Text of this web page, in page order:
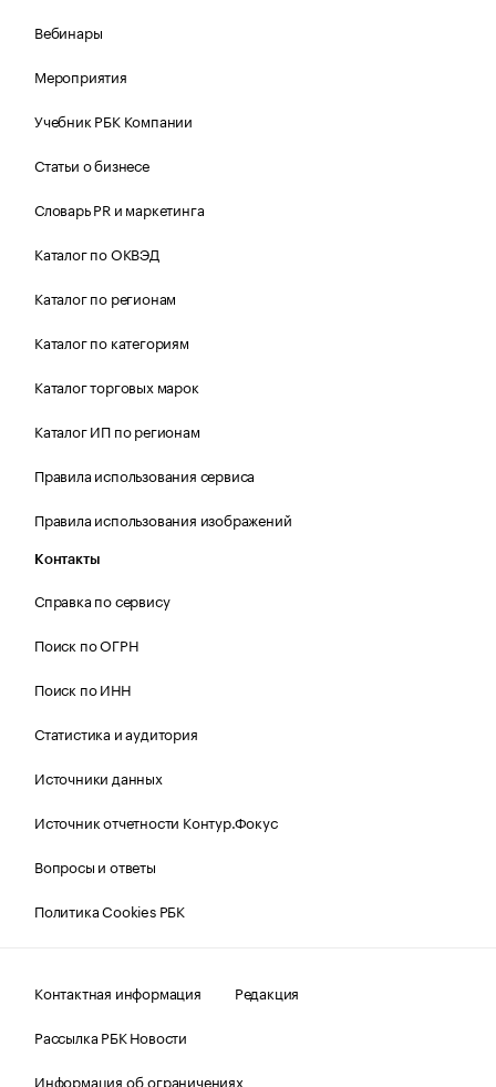
Вебинары
Мероприятия
Учебник РБК Компании
Статьи о бизнесе
Словарь PR и маркетинга
Каталог по ОКВЭД
Каталог по регионам
Каталог по категориям
Каталог торговых марок
Каталог ИП по регионам
Правила использования сервиса
Правила использования изображений
Контакты
Справка по сервису
Поиск по ОГРН
Поиск по ИНН
Статистика и аудитория
Источники данных
Источник отчетности Контур.Фокус
Вопросы и ответы
Политика Cookies РБК
Контактная информация
Редакция
Рассылка РБК Новости
Информация об ограничениях